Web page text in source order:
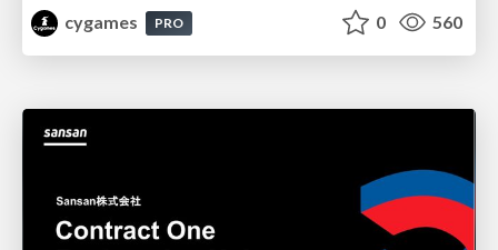
cygames
PRO 0 560